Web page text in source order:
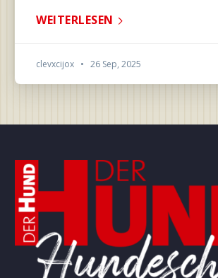
WEITERLESEN
clevxcijox • 26 Sep, 2025